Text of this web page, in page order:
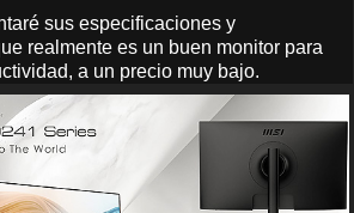
sus especificaciones y
realmente es un buen monitor para
a un precio muy bajo.